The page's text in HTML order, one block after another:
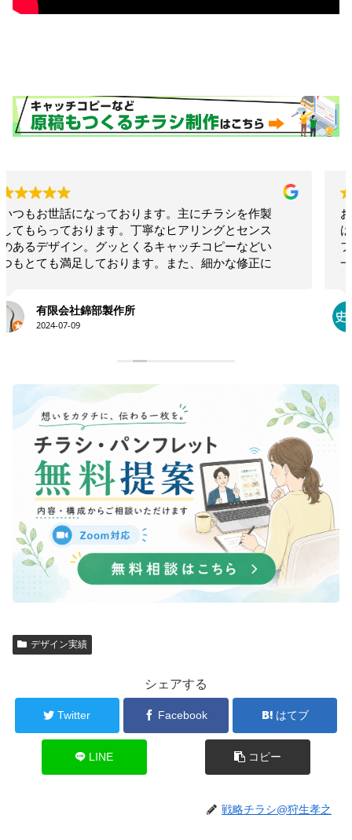
お願いして本当に良かった！！相談したらこちらで
は思いつかないような構成でインパクトのあるリー
フレットを作ってくださいました！！素晴らしいの
一言につきます！！今後も何かの時にお願いしたい
永井史夫
2024-01-28
デザイン実績
シェアする
Twitter Facebook はてブ
LINE コピー
戦略チラシ@狩生孝之